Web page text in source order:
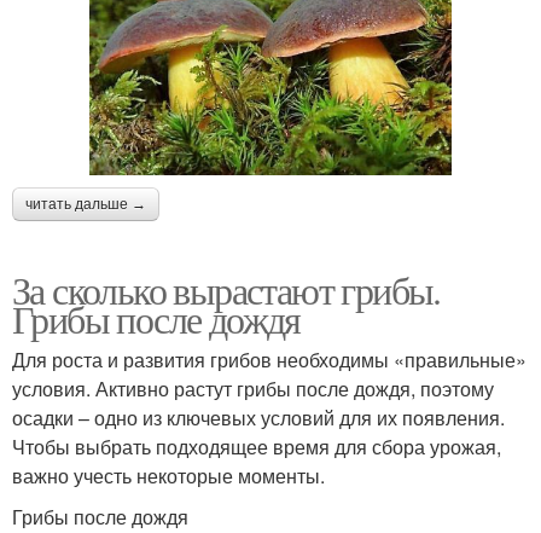
читать дальше →
За сколько вырастают грибы.
Грибы после дождя
Для роста и развития грибов необходимы «правильные»
условия. Активно растут грибы после дождя, поэтому
осадки – одно из ключевых условий для их появления.
Чтобы выбрать подходящее время для сбора урожая,
важно учесть некоторые моменты.
Грибы после дождя